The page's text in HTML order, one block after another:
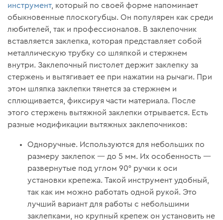
инструмент, который по своей форме напоминает
обыкновенные плоскогубцы. Он популярен как среди
любителей, так и профессионалов. В заклепочник
вставляется заклепка, которая представляет собой
металлическую трубку со шляпкой и стержнем
внутри. Заклепочный пистолет держит заклепку за
стержень и вытягивает ее при нажатии на рычаги. При
этом шляпка заклепки тянется за стержнем и
сплющивается, фиксируя части материала. После
этого стержень вытяжной заклепки отрывается. Есть
разные модификации вытяжных заклепочников:
Одноручные. Используются для небольших по
размеру заклепок — до 5 мм. Их особенность —
развернутые под углом 90° ручки к оси
установки крепежа. Такой инструмент удобный,
так как им можно работать одной рукой. Это
лучший вариант для работы с небольшими
заклепками, но крупный крепеж он установить не